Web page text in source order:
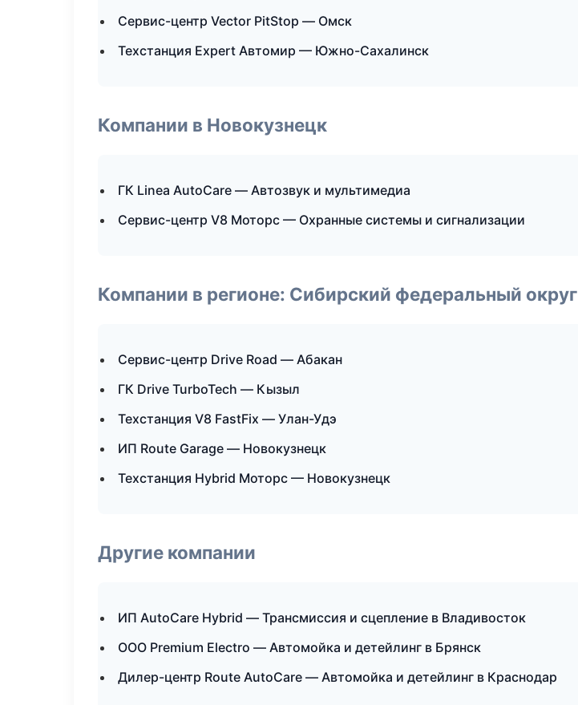
Сервис-центр Vector PitStop — Омск
Техстанция Expert Автомир — Южно-Сахалинск
Компании в Новокузнецк
ГК Linea AutoCare — Автозвук и мультимедиа
Сервис-центр V8 Моторс — Охранные системы и сигнализации
Компании в регионе: Сибирский федеральный округ
Сервис-центр Drive Road — Абакан
ГК Drive TurboTech — Кызыл
Техстанция V8 FastFix — Улан-Удэ
ИП Route Garage — Новокузнецк
Техстанция Hybrid Моторс — Новокузнецк
Другие компании
ИП AutoCare Hybrid — Трансмиссия и сцепление в Владивосток
ООО Premium Electro — Автомойка и детейлинг в Брянск
Дилер-центр Route AutoCare — Автомойка и детейлинг в Краснодар